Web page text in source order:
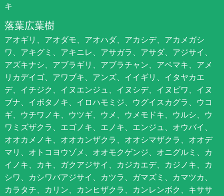
キ
落葉広葉樹
アオギリ、アオダモ、アオハダ、アカシデ、アカメガシ
ワ、アキグミ、アキニレ、アサガラ、アサダ、アジサイ、
アズキナシ、アブラギリ、アブラチャン、アベマキ、アメ
リカデイゴ、アワブキ、アンズ、イイギリ、イタヤカエ
デ、イチジク、イヌエンジュ、イヌシデ、イヌビワ、イヌ
ブナ、イボタノキ、イロハモミジ、ウグイスカグラ、ウコ
ギ、ウチワノキ、ウツギ、ウメ、ウメモドキ、ウルシ、ウ
ワミズザクラ、エゴノキ、エノキ、エンジュ、オウバイ、
オオカメノキ、オオカンザクラ、オオシマザクラ、オオデ
マリ、オトコヨウゾメ、オオモクゲンジ、オニグルミ、カ
イノキ、カキ、ガクアジサイ、カジカエデ、カジノキ、カ
シワ、カシワバアジサイ、カツラ、ガマズミ、カマツカ、
カラタチ、カリン、カンヒザクラ、カンレンボク、キササ